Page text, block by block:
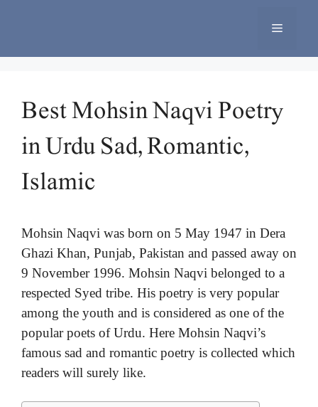
Menu
Best Mohsin Naqvi Poetry
in Urdu Sad, Romantic,
Islamic
Mohsin Naqvi was born on 5 May 1947 in Dera
Ghazi Khan, Punjab, Pakistan and passed away on
9 November 1996. Mohsin Naqvi belonged to a
respected Syed tribe. His poetry is very popular
among the youth and is considered as one of the
popular poets of Urdu. Here Mohsin Naqvi’s
famous sad and romantic poetry is collected which
readers will surely like.